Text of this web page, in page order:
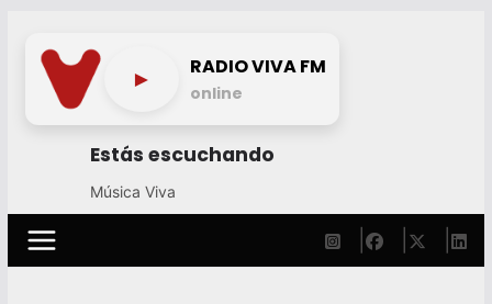
content
► RADIO VIVA FM
online
Estás escuchando
Música Viva